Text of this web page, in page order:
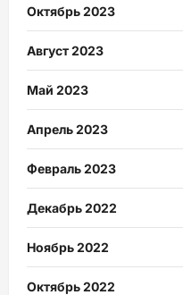
Октябрь 2023
Август 2023
Май 2023
Апрель 2023
Февраль 2023
Декабрь 2022
Ноябрь 2022
Октябрь 2022